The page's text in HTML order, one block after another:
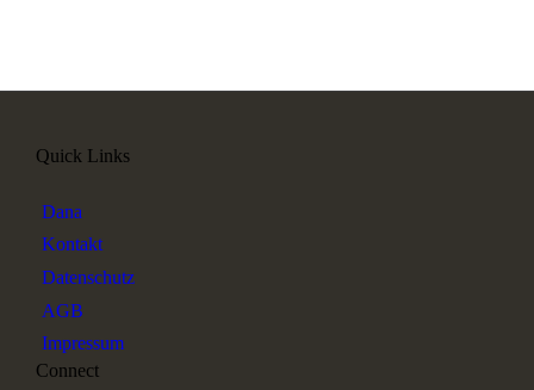
Quick Links
Dana
Kontakt
Datenschutz
AGB
Impressum
Connect